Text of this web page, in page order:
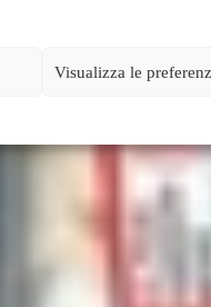
Visualizza le